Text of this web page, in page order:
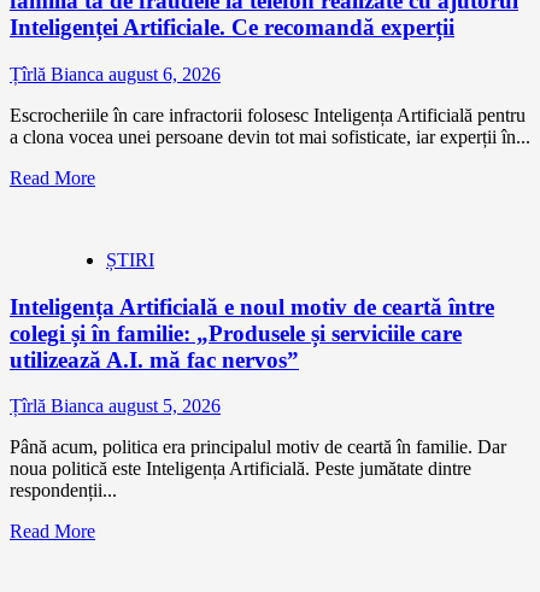
Inteligenței Artificiale. Ce recomandă experții
Țîrlă Bianca august 6, 2026
Escrocheriile în care infractorii folosesc Inteligența Artificială pentru
a clona vocea unei persoane devin tot mai sofisticate, iar experții în...
Read More
ȘTIRI
Inteligența Artificială e noul motiv de ceartă între
colegi și în familie: „Produsele și serviciile care
utilizează A.I. mă fac nervos”
Țîrlă Bianca august 5, 2026
Până acum, politica era principalul motiv de ceartă în familie. Dar
noua politică este Inteligența Artificială. Peste jumătate dintre
respondenții...
Read More